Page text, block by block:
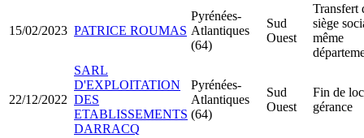
15/02/2023 PATRICE ROUMAS
Pyrénées-
Atlantiques
(64)
Sud
Ouest
Transfert
siège
même
22/12/2022
SARL
D'EXPLOITATION
DES
ETABLISSEMENTS
DARRACQ
Pyrénées-
Atlantiques
(64)
Sud
Ouest
Fin de
gérance